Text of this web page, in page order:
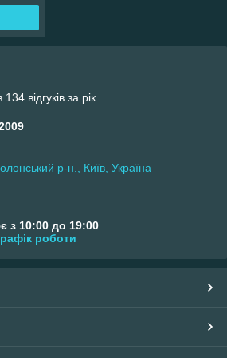
відгуків за рік
р-н., Київ, Україна
з 10:00 до 19:00
роботи